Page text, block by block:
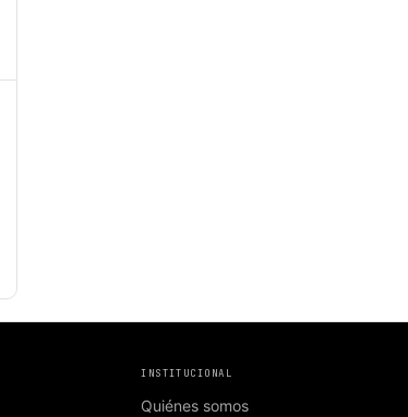
INSTITUCIONAL
Quiénes somos